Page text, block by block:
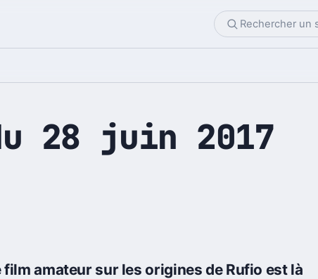
28 juin 2017
film amateur sur les origines de Rufio est là